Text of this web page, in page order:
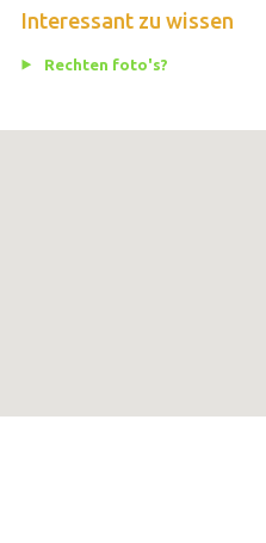
Interessant zu wissen
Rechten foto's?